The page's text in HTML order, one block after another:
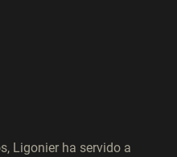
Ligonier ha servido a